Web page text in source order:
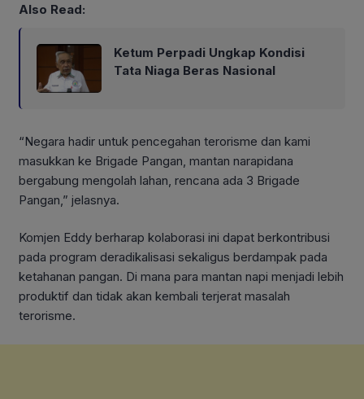
Also Read:
Ketum Perpadi Ungkap Kondisi
Tata Niaga Beras Nasional
“Negara hadir untuk pencegahan terorisme dan kami
masukkan ke Brigade Pangan, mantan narapidana
bergabung mengolah lahan, rencana ada 3 Brigade
Pangan,” jelasnya.
Komjen Eddy berharap kolaborasi ini dapat berkontribusi
pada program deradikalisasi sekaligus berdampak pada
ketahanan pangan. Di mana para mantan napi menjadi lebih
produktif dan tidak akan kembali terjerat masalah
terorisme.